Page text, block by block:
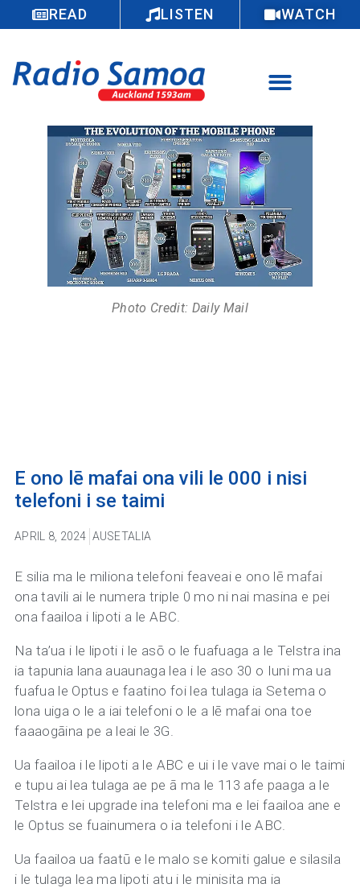
READ LISTEN WATCH
Photo Credit: Daily Mail
E ono lē mafai ona vili le 000 i nisi
telefoni i se taimi
APRIL 8, 2024 AUSETALIA
E silia ma le miliona telefoni feaveai e ono lē mafai
ona tavili ai le numera triple 0 mo ni nai masina e pei
ona faailoa i lipoti a le ABC.
Na ta’ua i le lipoti i le asō o le fuafuaga a le Telstra ina
ia tapunia lana auaunaga lea i le aso 30 o Iuni ma ua
fuafua le Optus e faatino foi lea tulaga ia Setema o
lona uiga o le a iai telefoni o le a lē mafai ona toe
faaaogāina pe a leai le 3G.
Ua faailoa i le lipoti a le ABC e ui i le vave mai o le taimi
e tupu ai lea tulaga ae pe ā ma le 113 afe paaga a le
Telstra e lei upgrade ina telefoni ma e lei faailoa ane e
le Optus se fuainumera o ia telefoni i le ABC.
Ua faailoa ua faatū e le malo se komiti galue e silasila
i le tulaga lea ma lipoti atu i le minisita ma ia